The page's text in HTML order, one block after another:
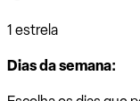
1 estrela
Dias da semana: